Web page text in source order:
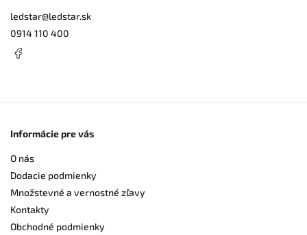
ledstar@ledstar.sk
0914 110 400
Informácie pre vás
O nás
Dodacie podmienky
Množstevné a vernostné zľavy
Kontakty
Obchodné podmienky